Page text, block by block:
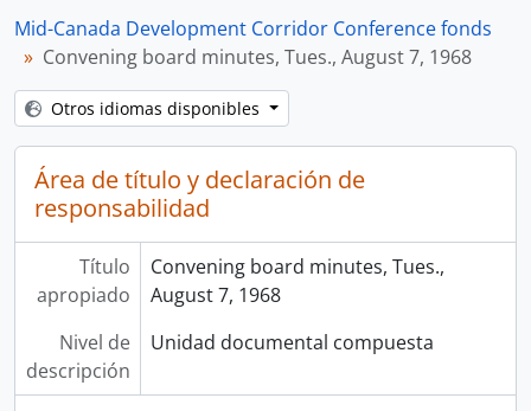
Mid-Canada Development Corridor Conference fonds
Convening board minutes, Tues., August 7, 1968
Otros idiomas disponibles
Área de título y declaración de
responsabilidad
Título
apropiado
Convening board minutes, Tues.,
August 7, 1968
Nivel de
descripción
Unidad documental compuesta